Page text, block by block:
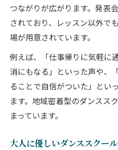
つながりが広がります。発表
されており、レッスン以外で
場が用意されています。
例えば、「仕事帰りに気軽に
消にもなる」といった声や、
ることで自信がついた」とい
ます。地域密着型のダンスス
まっています。
大人に優しいダンススクー